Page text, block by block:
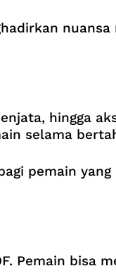
nuansa
hingga
selama
pemain yang
Pemain bisa